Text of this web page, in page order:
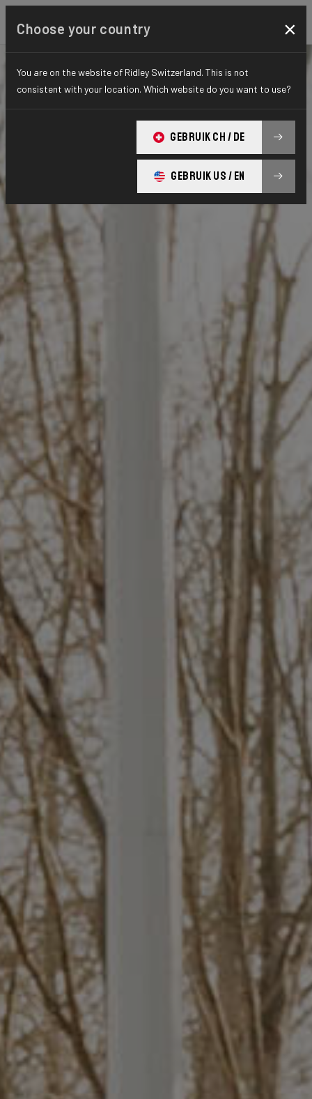
Choose your country ×
You are on the website of Ridley Switzerland. This is not
consistent with your location. Which website do you want to use?
GEBRUIK CH / DE
GEBRUIK US / EN